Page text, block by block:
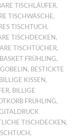
TISCHLÄUFER,
TISCHWÄSCHE,
TISCHTUCH,
TISCHDECKEN,
TISCHTÜCHER,
FRÜHLING,
, BESTICKTE
BILLIGE KISSEN ,
, BILLIGE
FRÜHLING,
TISCHDECKEN,
,